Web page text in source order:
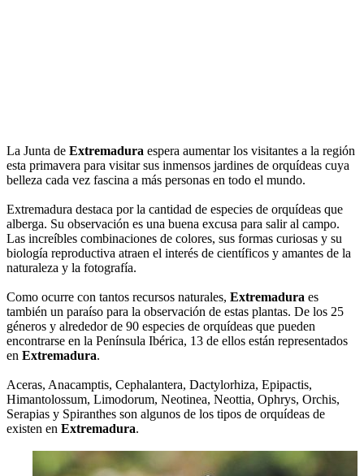
La Junta de Extremadura espera aumentar los visitantes a la región
esta primavera para visitar sus inmensos jardines de orquídeas cuya
belleza cada vez fascina a más personas en todo el mundo.
Extremadura destaca por la cantidad de especies de orquídeas que
alberga. Su observación es una buena excusa para salir al campo.
Las increíbles combinaciones de colores, sus formas curiosas y su
biología reproductiva atraen el interés de científicos y amantes de la
naturaleza y la fotografía.
Como ocurre con tantos recursos naturales, Extremadura es
también un paraíso para la observación de estas plantas. De los 25
géneros y alrededor de 90 especies de orquídeas que pueden
encontrarse en la Península Ibérica, 13 de ellos están representados
en Extremadura.
Aceras, Anacamptis, Cephalantera, Dactylorhiza, Epipactis,
Himantolossum, Limodorum, Neotinea, Neottia, Ophrys, Orchis,
Serapias y Spiranthes son algunos de los tipos de orquídeas de
existen en Extremadura.